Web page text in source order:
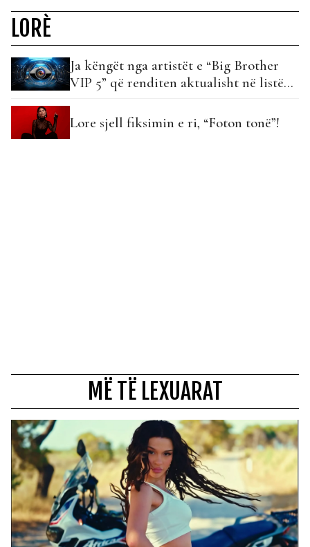
LORÈ
Ja këngët nga artistët e “Big Brother
VIP 5” që renditen aktualisht në listë…
Lore sjell fiksimin e ri, “Foton tonë”!
MË TË LEXUARAT